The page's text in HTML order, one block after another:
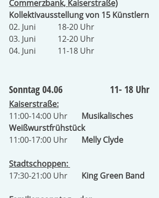
Commerzbank, Kaiserstraße)
Kollektivausstellung von 15 Künstlern
02. Juni           18-20 Uhr
03. Juni           12-20 Uhr
04. Juni           11-18 Uhr
Sonntag 04.06                   11- 18 Uhr
Kaiserstraße:
11:00-14:00 Uhr Musikalisches
Weißwurstfrühstück
11:00-17:00 Uhr
       Melly Clyde
Stadtschoppen:
17:30-21:00 Uhr
      King Green Band